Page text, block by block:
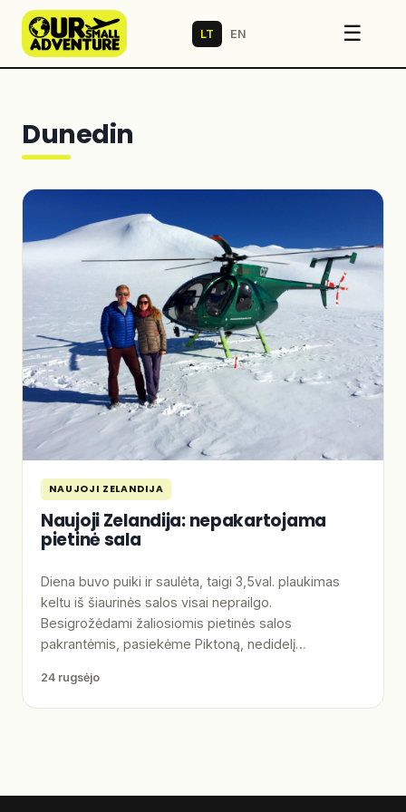
LT EN ☰
Dunedin
NAUJOJI ZELANDIJA
Naujoji Zelandija: nepakartojama
pietinė sala
Diena buvo puiki ir saulėta, taigi 3,5val. plaukimas
keltu iš šiaurinės salos visai neprailgo.
Besigrožėdami žaliosiomis pietinės salos
pakrantėmis, pasiekėme Piktoną, nedidelį…
24 rugsėjo